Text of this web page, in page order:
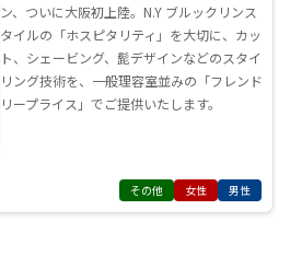
ン、ついに大阪初上陸。N.Y ブルックリンス
タイルの「ホスピタリティ」を大切に、カッ
ト、シェービング、髭デザインなどのスタイ
リング技術を、一般理容室並みの「フレンド
リープライス」でご提供いたします。
その他 女性 男性